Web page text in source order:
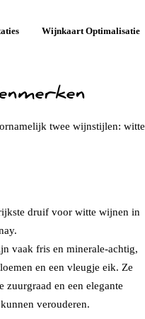
Wijnkaart Optimalisatie
twee wijnstijlen: witte
druif voor witte wijnen in
vaak fris en minerale-achtig,
en een vleugje eik. Ze
zuurgraad en een elegante
verouderen.